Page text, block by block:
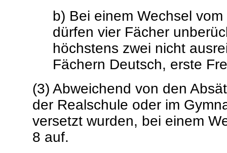
b) Bei einem Wechsel
dürfen vier Fächer
höchstens zwei nicht
Fächern Deutsch, erste
(3) Abweichend von den
der Realschule oder im
versetzt wurden, bei einem
8 auf.